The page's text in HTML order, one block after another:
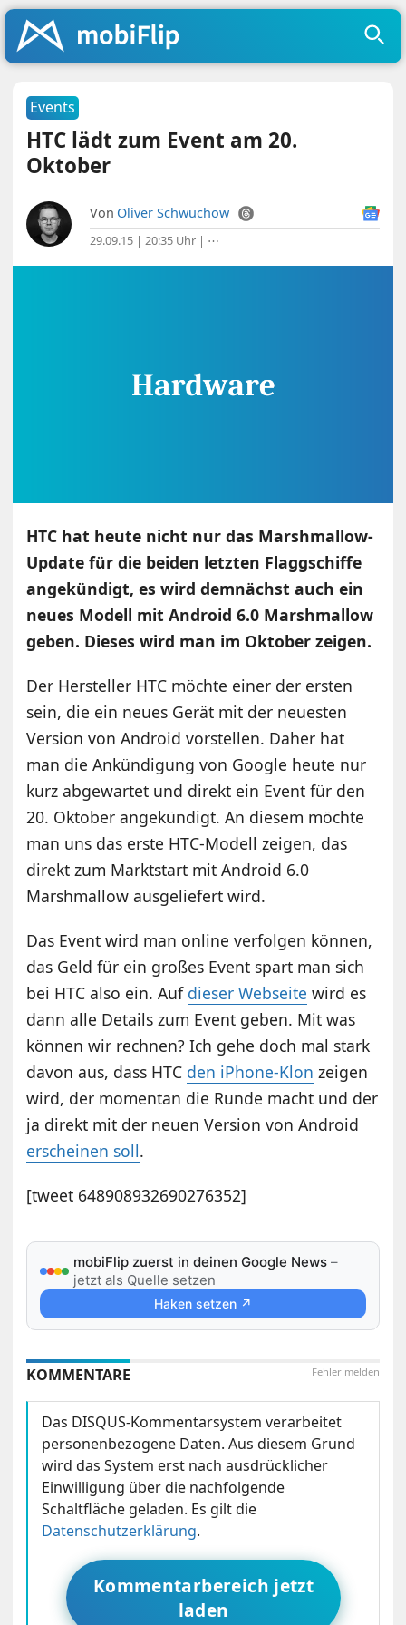
Events
HTC lädt zum Event am 20.
Oktober
Von Oliver Schwuchow
29.09.15 | 20:35 Uhr | ⋯
HTC hat heute nicht nur das Marshmallow-
Update für die beiden letzten Flaggschiffe
angekündigt, es wird demnächst auch ein
neues Modell mit Android 6.0 Marshmallow
geben. Dieses wird man im Oktober zeigen.
Der Hersteller HTC möchte einer der ersten
sein, die ein neues Gerät mit der neuesten
Version von Android vorstellen. Daher hat
man die Ankündigung von Google heute nur
kurz abgewartet und direkt ein Event für den
20. Oktober angekündigt. An diesem möchte
man uns das erste HTC-Modell zeigen, das
direkt zum Marktstart mit Android 6.0
Marshmallow ausgeliefert wird.
Das Event wird man online verfolgen können,
das Geld für ein großes Event spart man sich
bei HTC also ein. Auf dieser Webseite wird es
dann alle Details zum Event geben. Mit was
können wir rechnen? Ich gehe doch mal stark
davon aus, dass HTC den iPhone-Klon zeigen
wird, der momentan die Runde macht und der
ja direkt mit der neuen Version von Android
erscheinen soll.
[tweet 648908932690276352]
mobiFlip zuerst in deinen Google News –
jetzt als Quelle setzen
Haken setzen ↗
Fehler melden
KOMMENTARE
Das DISQUS-Kommentarsystem verarbeitet
personenbezogene Daten. Aus diesem Grund
wird das System erst nach ausdrücklicher
Einwilligung über die nachfolgende
Schaltfläche geladen. Es gilt die
Datenschutzerklärung.
Kommentarbereich jetzt
laden